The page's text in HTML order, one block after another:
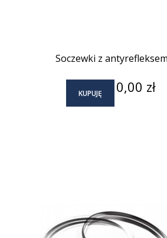
Soczewki z antyrefleksem
KUPUJĘ Cena
0,00 zł